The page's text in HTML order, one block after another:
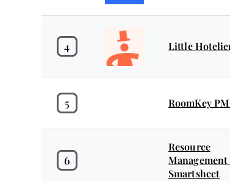
4 Little
5 RoomKey
6
Resource
Management
Smartsheet